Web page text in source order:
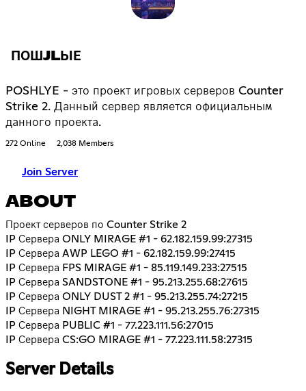
ПОШJLЫЕ
POSHLYE - это проект игровых серверов Counter
Strike 2. Данный сервер является официальным
данного проекта.
272 Online 2,038 Members
Join Server
ABOUT
Проект серверов по Counter Strike 2
IP Сервера ONLY MIRAGE #1 - 62.182.159.99:27315
IP Сервера AWP LEGO #1 - 62.182.159.99:27415
IP Сервера FPS MIRAGE #1 - 85.119.149.233:27515
IP Сервера SANDSTONE #1 - 95.213.255.68:27615
IP Сервера ONLY DUST 2 #1 - 95.213.255.74:27215
IP Сервера NIGHT MIRAGE #1 - 95.213.255.76:27315
IP Сервера PUBLIC #1 - 77.223.111.56:27015
IP Сервера CS:GO MIRAGE #1 - 77.223.111.58:27315
Server Details